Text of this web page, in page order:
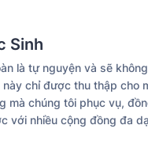
Sinh
là tự nguyện và sẽ
chỉ được thu thập cho
mà chúng tôi phục vụ,
với nhiều cộng đồng đa